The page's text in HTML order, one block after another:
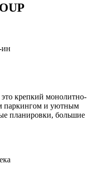
ин
крепкий монолитно-
паркингом и уютным
планировки, большие